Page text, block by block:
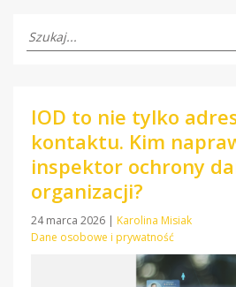
IOD to nie tylko
kontaktu. Kim
inspektor ochrony
organizacji?
24 marca 2026 | Karolina Misiak
Dane osobowe i prywatność